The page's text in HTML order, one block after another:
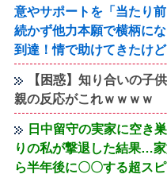
意やサポートを「当たり
続かず他力本願で横柄に
到達！情で助けてきたけ
【困惑】知り合いの子
親の反応がこれｗｗｗｗ
日中留守の実家に空き
りの私が撃退した結果…
ら半年後に〇〇する超ス